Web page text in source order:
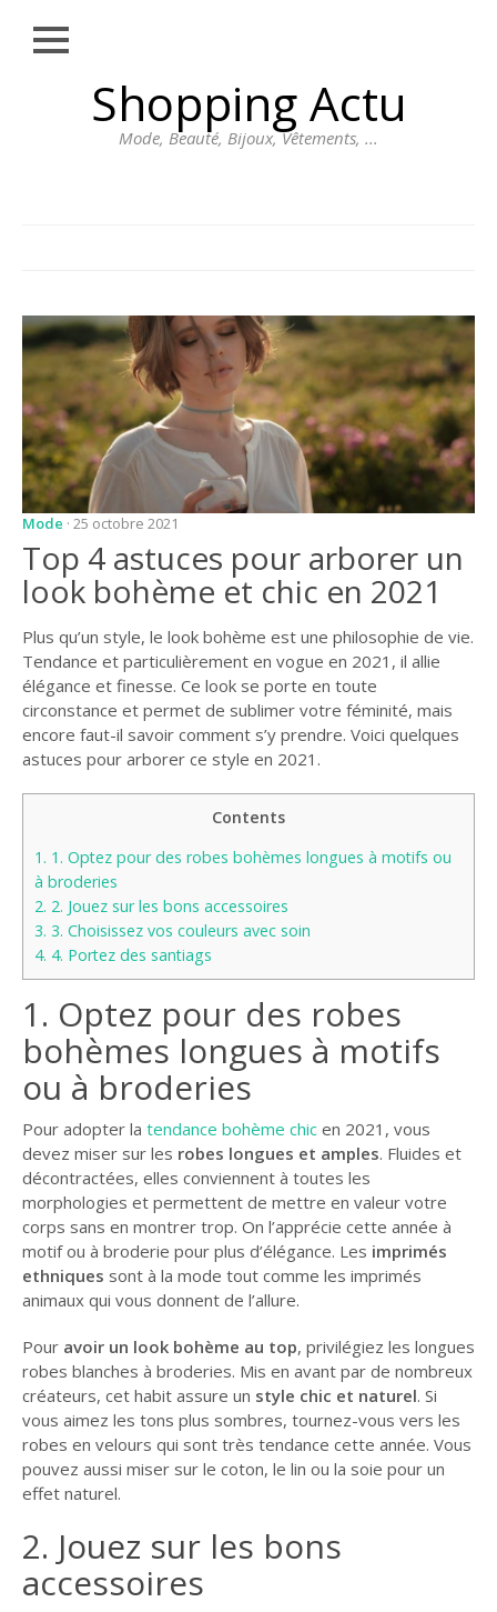
Shopping Actu
Mode, Beauté, Bijoux, Vêtements, ...
Close
Mode · 25 octobre 2021
Top 4 astuces pour arborer un
look bohème et chic en 2021
Plus qu’un style, le look bohème est une philosophie de vie.
Tendance et particulièrement en vogue en 2021, il allie
élégance et finesse. Ce look se porte en toute
circonstance et permet de sublimer votre féminité, mais
encore faut-il savoir comment s’y prendre. Voici quelques
astuces pour arborer ce style en 2021.
Contents
1. 1. Optez pour des robes bohèmes longues à motifs ou
à broderies
2. 2. Jouez sur les bons accessoires
3. 3. Choisissez vos couleurs avec soin
4. 4. Portez des santiags
1. Optez pour des robes
bohèmes longues à motifs
ou à broderies
Pour adopter la tendance bohème chicen 2021, vous
devez miser sur les robes longues et amples. Fluides et
décontractées, elles conviennent à toutes les
morphologies et permettent de mettre en valeur votre
corps sans en montrer trop. On l’apprécie cette année à
motif ou à broderie pour plus d’élégance. Les imprimés
ethniques sont à la mode tout comme les imprimés
animaux qui vous donnent de l’allure.
Pour avoir un look bohème au top, privilégiez les longues
robes blanches à broderies. Mis en avant par de nombreux
créateurs, cet habit assure un style chic et naturel. Si
vous aimez les tons plus sombres, tournez-vous vers les
robes en velours qui sont très tendance cette année. Vous
pouvez aussi miser sur le coton, le lin ou la soie pour un
effet naturel.
2. Jouez sur les bons
accessoires